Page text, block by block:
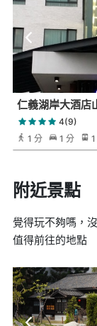
仁義湖岸大酒店
4(9)
1 分
1 分
附近景點
覺得玩不夠嗎，
值得前往的地點